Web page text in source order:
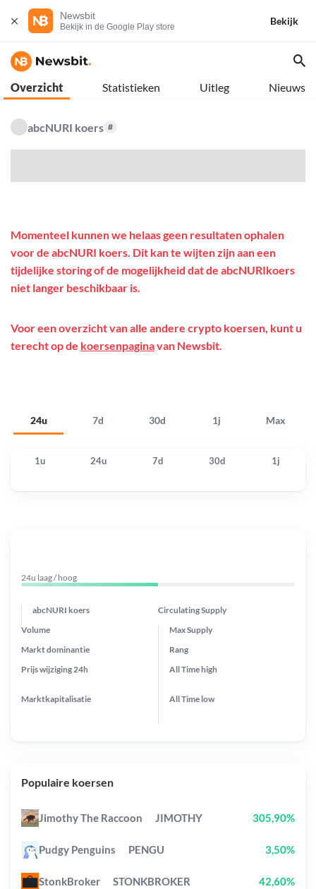
Newsbit
Bekijk in de Google Play store
Bekijk
Overzicht Statistieken Uitleg Nieuws
abcNURI koers #
24u 7d 30d 1j Max
Momenteel kunnen we helaas geen resultaten ophalen
voor de abcNURI koers. Dit kan te wijten zijn aan een
tijdelijke storing of de mogelijkheid dat de abcNURIkoers
niet langer beschikbaar is.
Voor een overzicht van alle andere crypto koersen, kunt u
terecht op de koersenpaginavan Newsbit.
1u 24u 7d 30d 1j
24u laag / hoog
abcNURI koers Circulating Supply
Prijs wijziging 24h
Max Supply
Markt dominantie
Marktkapitalisatie
Volume
Rang
All Timehigh
All Time low
Populaire koersen
Jimothy The Raccoon JIMOTHY 305,90%
Pudgy Penguins PENGU 3,50%
StonkBroker STONKBROKER 42,60%